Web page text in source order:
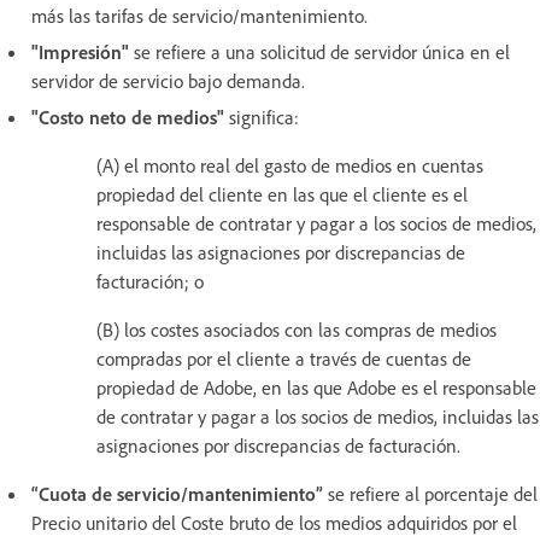
más las tarifas de servicio/mantenimiento.
"Impresión" se refiere a una solicitud de servidor única en el
servidor de servicio bajo demanda.
"Costo neto de medios" significa:
(A) el monto real del gasto de medios en cuentas
propiedad del cliente en las que el cliente es el
responsable de contratar y pagar a los socios de medios,
incluidas las asignaciones por discrepancias de
facturación; o
(B) los costes asociados con las compras de medios
compradas por el cliente a través de cuentas de
propiedad de Adobe, en las que Adobe es el responsable
de contratar y pagar a los socios de medios, incluidas las
asignaciones por discrepancias de facturación.
“Cuota de servicio/mantenimiento” se refiere al porcentaje del
Precio unitario del Coste bruto de los medios adquiridos por el